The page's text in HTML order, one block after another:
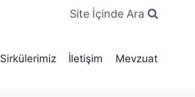
Site İçinde Ara
Sirkülerimiz İletişim Mevzuat